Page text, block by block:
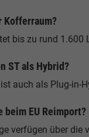
Kofferraum?
bis zu rund 1.600
ST als Hybrid?
auch als Plug-in-
beim EU Reimport?
verfügen über die